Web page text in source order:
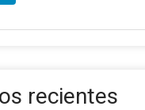
recientes